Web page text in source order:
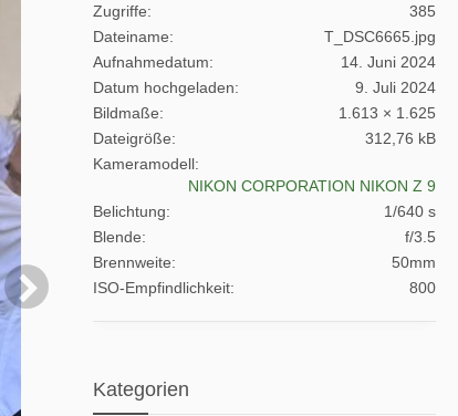
Zugriffe
385
Dateiname
T_DSC6665.jpg
Aufnahmedatum
14. Juni 2024
Datum hochgeladen
9. Juli 2024
Bildmaße
1.613 × 1.625
Dateigröße
312,76 kB
Kameramodell
NIKON CORPORATION NIKON Z 9
Belichtung
1/640 s
Blende
f/3.5
Brennweite
50mm
ISO-Empfindlichkeit
800
Kategorien